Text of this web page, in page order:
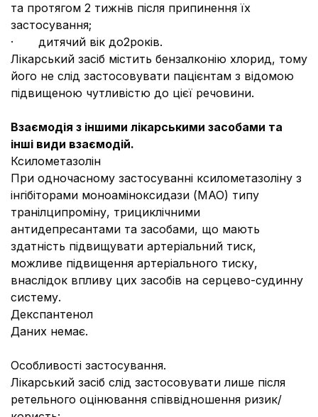
та протягом 2 тижнів після припинення їх
застосування;
· дитячий вік до2років.
Лікарський засіб містить бензалконію хлорид, тому
його не слід застосовувати пацієнтам з відомою
підвищеною чутливістю до цієї речовини.
Взаємодія з іншими лікарськими засобами та
інші види взаємодій.
Ксилометазолін
При одночасному застосуванні ксилометазоліну з
інгібіторами моноаміноксидази (МАО) типу
транілципроміну, трициклічними
антидепресантами та засобами, що мають
здатність підвищувати артеріальний тиск,
можливе підвищення артеріального тиску,
внаслідок впливу цих засобів на серцево-судинну
систему.
Декспантенол
Даних немає.
Особливості застосування.
Лікарський засіб слід застосовувати лише після
ретельного оцінювання співвідношення ризик/